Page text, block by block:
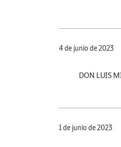
4 de junio de 2023
DON LUIS
1 de junio de 2023